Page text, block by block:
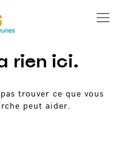
rien ici.
trouver ce que vous
peut aider.